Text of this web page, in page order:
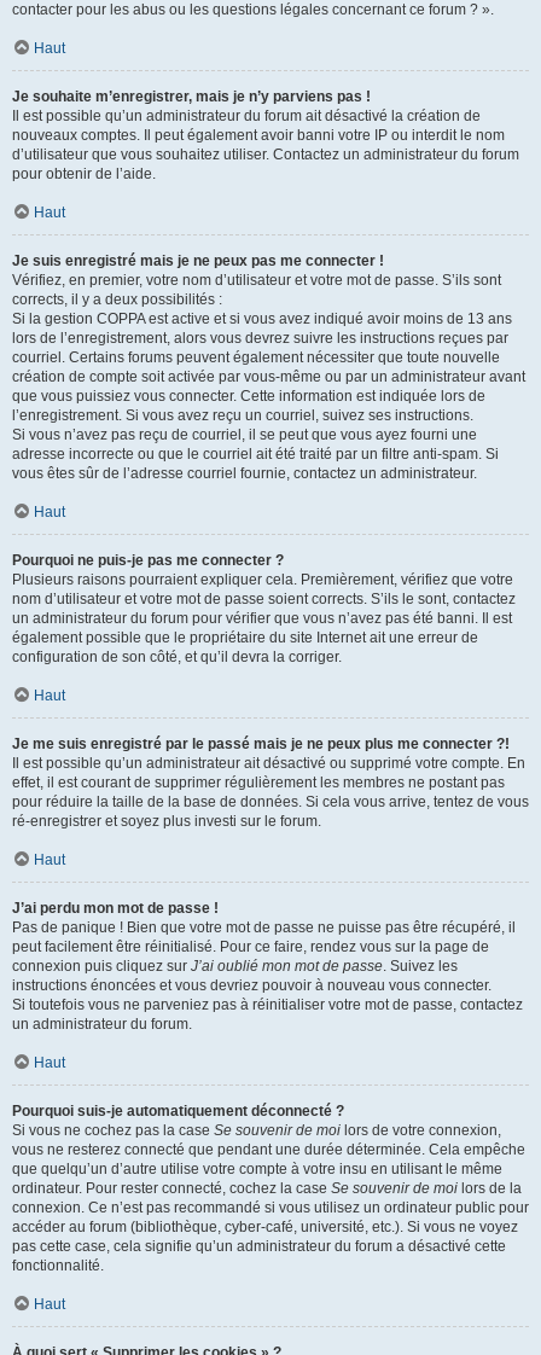
contacter pour les abus ou les questions légales concernant ce forum ? ».
Haut
Je souhaite m’enregistrer, mais je n’y parviens pas !
Il est possible qu’un administrateur du forum ait désactivé la création de
nouveaux comptes. Il peut également avoir banni votre IP ou interdit le nom
d’utilisateur que vous souhaitez utiliser. Contactez un administrateur du forum
pour obtenir de l’aide.
Haut
Je suis enregistré mais je ne peux pas me connecter !
Vérifiez, en premier, votre nom d’utilisateur et votre mot de passe. S’ils sont
corrects, il y a deux possibilités :
Si la gestion COPPA est active et si vous avez indiqué avoir moins de 13 ans
lors de l’enregistrement, alors vous devrez suivre les instructions reçues par
courriel. Certains forums peuvent également nécessiter que toute nouvelle
création de compte soit activée par vous-même ou par un administrateur avant
que vous puissiez vous connecter. Cette information est indiquée lors de
l’enregistrement. Si vous avez reçu un courriel, suivez ses instructions.
Si vous n’avez pas reçu de courriel, il se peut que vous ayez fourni une
adresse incorrecte ou que le courriel ait été traité par un filtre anti-spam. Si
vous êtes sûr de l’adresse courriel fournie, contactez un administrateur.
Haut
Pourquoi ne puis-je pas me connecter ?
Plusieurs raisons pourraient expliquer cela. Premièrement, vérifiez que votre
nom d’utilisateur et votre mot de passe soient corrects. S’ils le sont, contactez
un administrateur du forum pour vérifier que vous n’avez pas été banni. Il est
également possible que le propriétaire du site Internet ait une erreur de
configuration de son côté, et qu’il devra la corriger.
Haut
Je me suis enregistré par le passé mais je ne peux plus me connecter ?!
Il est possible qu’un administrateur ait désactivé ou supprimé votre compte. En
effet, il est courant de supprimer régulièrement les membres ne postant pas
pour réduire la taille de la base de données. Si cela vous arrive, tentez de vous
ré-enregistrer et soyez plus investi sur le forum.
Haut
J’ai perdu mon mot de passe !
Pas de panique ! Bien que votre mot de passe ne puisse pas être récupéré, il
peut facilement être réinitialisé. Pour ce faire, rendez vous sur la page de
connexion puis cliquez sur J’ai oublié mon mot de passe. Suivez les
instructions énoncées et vous devriez pouvoir à nouveau vous connecter.
Si toutefois vous ne parveniez pas à réinitialiser votre mot de passe, contactez
un administrateur du forum.
Haut
Pourquoi suis-je automatiquement déconnecté ?
Si vous ne cochez pas la case Se souvenir de moi lors de votre connexion,
vous ne resterez connecté que pendant une durée déterminée. Cela empêche
que quelqu’un d’autre utilise votre compte à votre insu en utilisant le même
ordinateur. Pour rester connecté, cochez la case Se souvenir de moi lors de la
connexion. Ce n’est pas recommandé si vous utilisez un ordinateur public pour
accéder au forum (bibliothèque, cyber-café, université, etc.). Si vous ne voyez
pas cette case, cela signifie qu’un administrateur du forum a désactivé cette
fonctionnalité.
Haut